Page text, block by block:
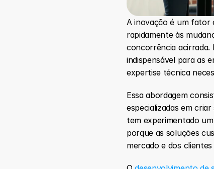
A inovação é um fator
rapidamente às
concorrência acirrada.
indispensável para as
expertise técnica
Essa abordagem
especializadas em
tem experimentado
porque as soluções
mercado e dos